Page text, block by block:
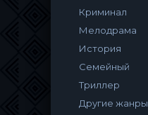
Криминал
Мелодрама
История
Семейный
Триллер
Другие жанры